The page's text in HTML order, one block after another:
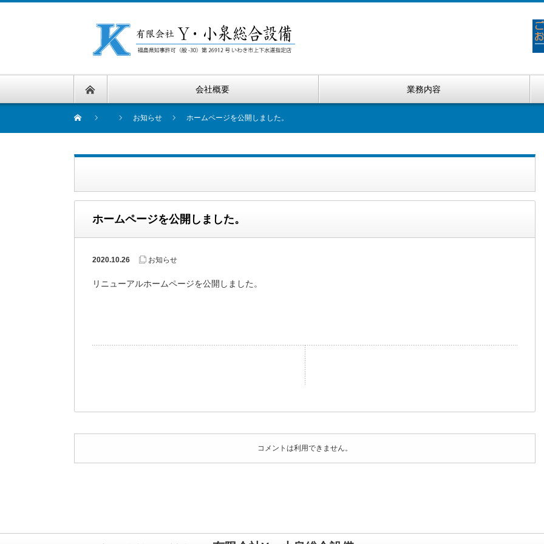
会社概要 業務内容
お知らせ ホームページを公開しました。
ホームページを公開しました。
2020.10.26 お知らせ
リニューアルホームページを公開しました。
コメントは利用できません。